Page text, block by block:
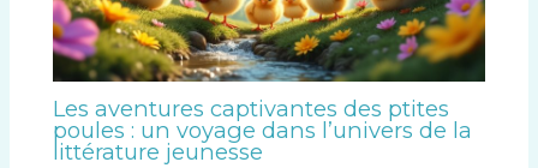
Les aventures captivantes des ptites
poules : un voyage dans l’univers de la
littérature jeunesse